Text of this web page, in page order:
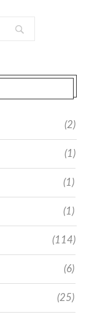
(2)
(1)
(1)
(1)
(114)
(6)
(25)